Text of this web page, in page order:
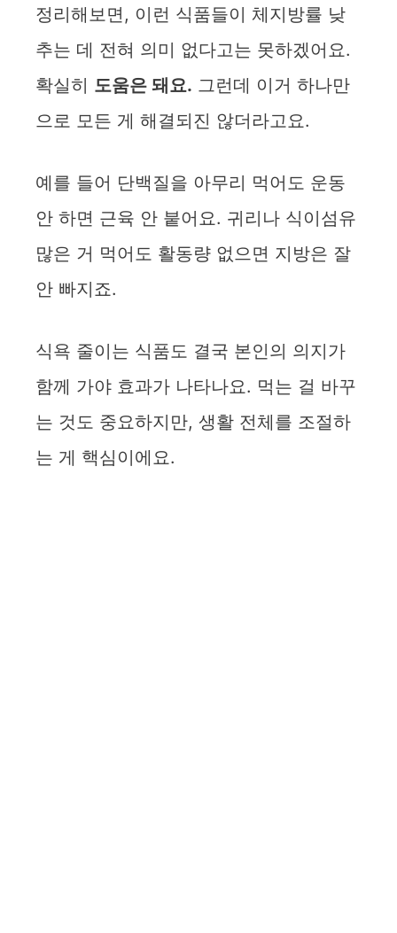
정리해보면, 이런 식품들이 체지방률 낮
추는 데 전혀 의미 없다고는 못하겠어요.
확실히 도움은 돼요. 그런데 이거 하나만
으로 모든 게 해결되진 않더라고요.
예를 들어 단백질을 아무리 먹어도 운동
안 하면 근육 안 붙어요. 귀리나 식이섬유
많은 거 먹어도 활동량 없으면 지방은 잘
안 빠지죠.
식욕 줄이는 식품도 결국 본인의 의지가
함께 가야 효과가 나타나요. 먹는 걸 바꾸
는 것도 중요하지만, 생활 전체를 조절하
는 게 핵심이에요.